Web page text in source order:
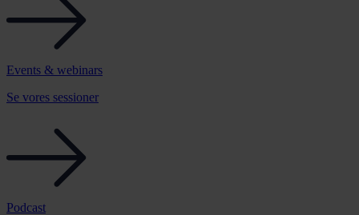
Events & webinars
Se vores sessioner
Podcast